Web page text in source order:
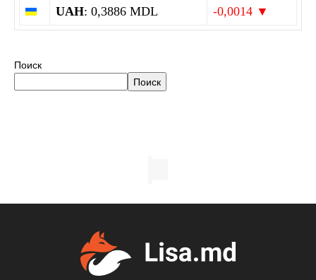
UAH: 0,3886 MDL -0,0014 ▼
Поиск
Поиск